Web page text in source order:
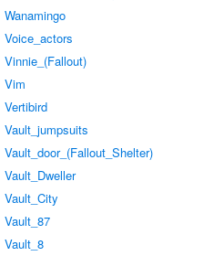
Wanamingo
Voice_actors
Vinnie_(Fallout)
Vim
Vertibird
Vault_jumpsuits
Vault_door_(Fallout_Shelter)
Vault_Dweller
Vault_City
Vault_87
Vault_8